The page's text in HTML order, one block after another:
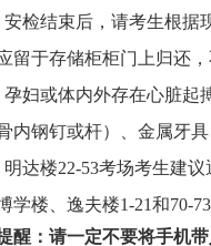
安检结束后，请考生根据
留于存储柜柜门上归还
孕妇或体内外存在心脏起
骨内钢钉或杆）、金属牙
明达楼22-53考场考生建议
学楼、逸夫楼1-21和70-
醒：请一定不要将手机